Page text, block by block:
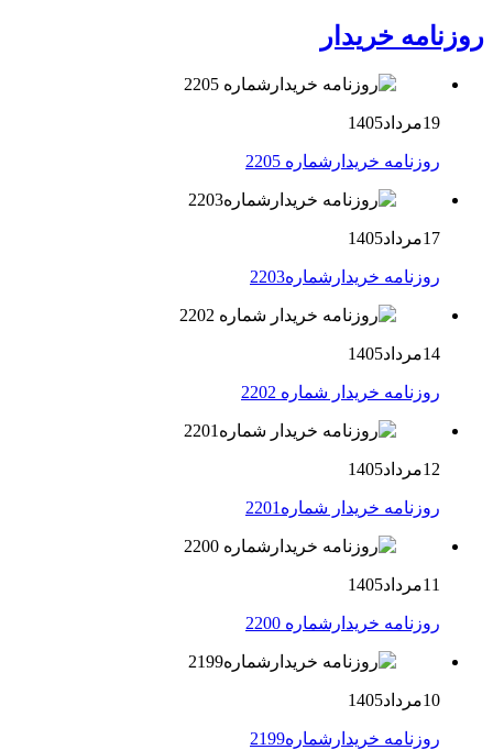
روزنامه خریدار
19مرداد1405
روزنامه خریدارشماره 2205
17مرداد1405
روزنامه خریدارشماره2203
14مرداد1405
روزنامه خریدار شماره 2202
12مرداد1405
روزنامه خریدار شماره2201
11مرداد1405
روزنامه خریدارشماره 2200
10مرداد1405
روزنامه خریدارشماره2199